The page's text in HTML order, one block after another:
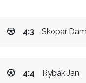
Skopár
4:3
Rybák Jan
4:4